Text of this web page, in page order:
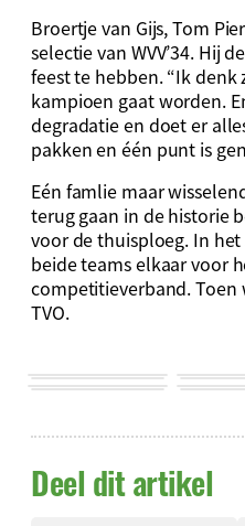
Broertje van Gijs, Tom
selectie van WVV’34. Hij
feest te hebben. “Ik denk
kampioen gaat worden.
degradatie en doet er
pakken en één punt is
Eén famlie maar
terug gaan in de historie
voor de thuisploeg. In
beide teams elkaar voor
competitieverband. Toen
TVO.
Deel dit artikel